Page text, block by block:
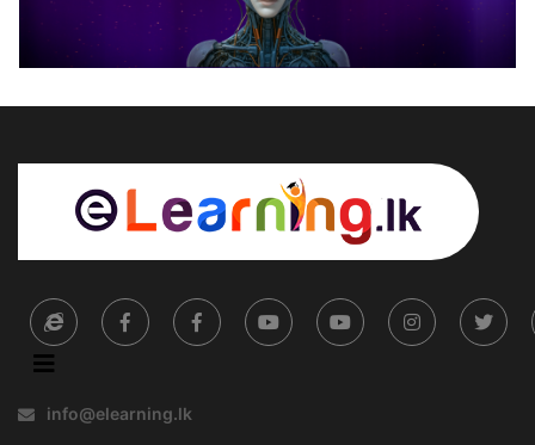
info@elearning.lk